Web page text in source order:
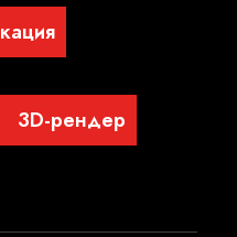
3D-рендер